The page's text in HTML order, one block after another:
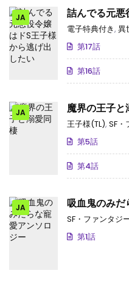
JA
詰んでる元悪
したい
電子特典付き, 異
第17話
第16話
JA 魔界の王子と
王子様(TL), SF・
第5話
第4話
JA 吸血鬼のみだ
SF・ファンタジー
第1話